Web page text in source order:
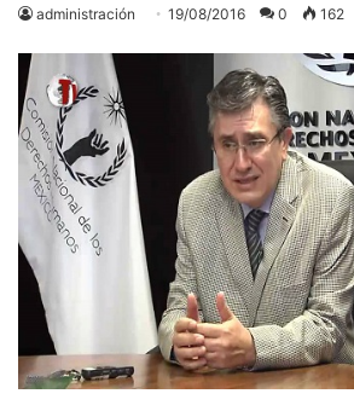
administración 19/08/2016 0 162